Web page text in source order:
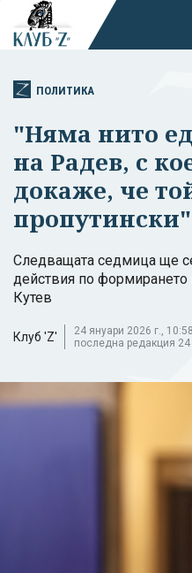
ПОЛИТИКА
"Няма нито
на Радев, с
докаже, че
пропутински"
Следващата седмица ще
действия по формирането
Кутев
Клуб 'Z'
24 януари 2026 г.,
последна редакция 24